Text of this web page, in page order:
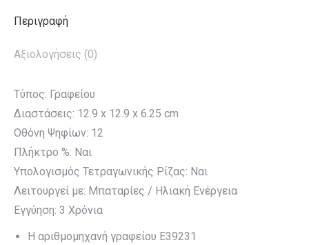
ποσότητα
Περιγραφή
Αξιολογήσεις (0)
Τύπος: Γραφείου
Διαστάσεις: 12.9 x 12.9 x 6.25 cm
Οθόνη Ψηφίων: 12
Πλήκτρο %: Ναι
Υπολογισμός Τετραγωνικής Ρίζας: Ναι
Λειτουργεί με: Μπαταρίες / Ηλιακή Ενέργεια
Εγγύηση: 3 Χρόνια
Η αριθμομηχανή γραφείου E39231